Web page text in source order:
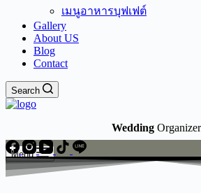
เมนูอาหารบุฟเฟต์
Gallery
About US
Blog
Contact
Search
Wedding Organizer
Menu